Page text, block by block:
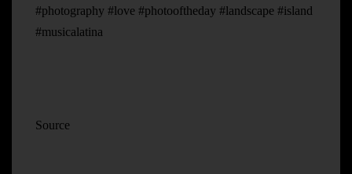
#photography #love #photooftheday #landscape #island
#musicalatina
Source